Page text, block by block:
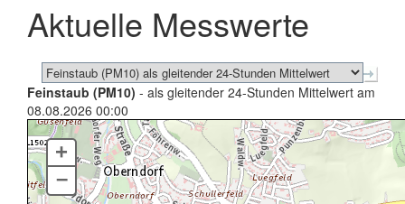
schließen
Aktuelle Messwerte
Feinstaub (PM10) - als gleitender 24-Stunden Mittelwert am
08.08.2026 00:00
+
–